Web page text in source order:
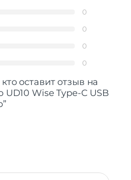
0
0
0
0
оставит отзыв на
UD10 Wise Type-C USB